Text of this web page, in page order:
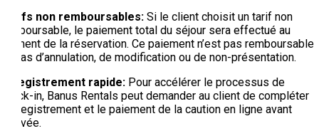
Tarifs non remboursables: Si le client choisit un tarif non
remboursable, le paiement total du séjour sera effectué au
moment de la réservation. Ce paiement n’est pas remboursable
en cas d’annulation, de modification ou de non-présentation.
Enregistrement rapide: Pour accélérer le processus de
check-in, Banus Rentals peut demander au client de compléter
l’enregistrement et le paiement de la caution en ligne avant
l’arrivée.